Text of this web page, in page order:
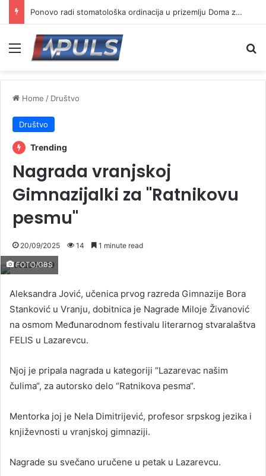
Upozorenje na visoke temperature
Menu
Home / Društvo
Društvo
Trending
Nagrada vranjskoj
Gimnazijalki za "Ratnikovu
pesmu"
20/09/2025 14 1 minute read
FOTO/GBS
Aleksandra Jović, učenica prvog razreda Gimnazije Bora
Stanković u Vranju, dobitnica je Nagrade Miloje Živanović
na osmom Međunarodnom festivalu literarnog stvaralaštva
FELIS u Lazarevcu.
Njoj je pripala nagrada u kategoriji “Lazarevac našim
čulima“, za autorsko delo “Ratnikova pesma“.
Mentorka joj je Nela Dimitrijević, profesor srpskog jezika i
književnosti u vranjskoj gimnaziji.
Nagrade su svečano uručene u petak u Lazarevcu.